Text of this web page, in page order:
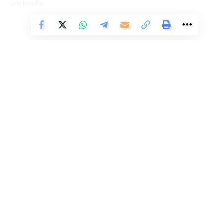
6’ê Kanûnê li taxa Guneştepe ya Bûrsa/Osmangaziyê
Vê Nûçeyê Bixwîne